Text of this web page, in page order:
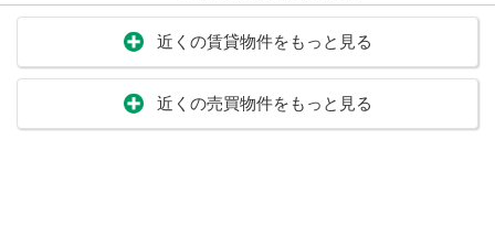
近くの賃貸物件をもっと見る
近くの売買物件をもっと見る